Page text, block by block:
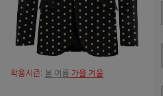
착용시즌: 봄 여름 가을 겨울